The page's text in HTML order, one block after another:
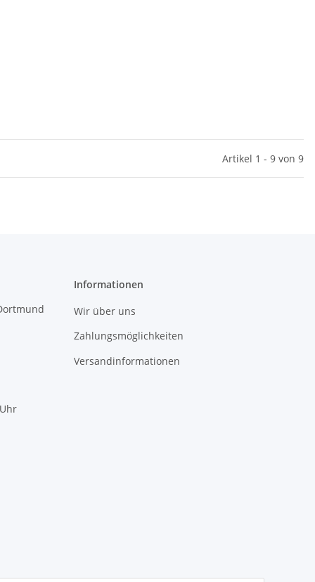
Artikel 1 - 9 von 9
Informationen
Wir über uns
Zahlungsmöglichkeiten
Versandinformationen